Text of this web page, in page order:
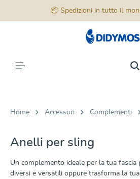
📦 Spedizioni in tutto il
Home Accessori Complementi
Anelli per sling
Un complemento ideale per la tua fascia
diversi e versatili oppure trasforma la